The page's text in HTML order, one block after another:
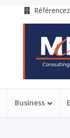
Business